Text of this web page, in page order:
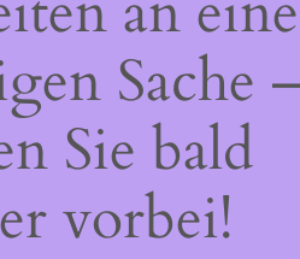
Sache
Sie bald
vorbei!